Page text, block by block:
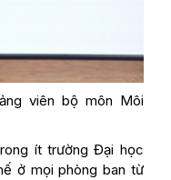
viên bộ môn Môi
ít trường Đại học
ở mọi phòng ban từ